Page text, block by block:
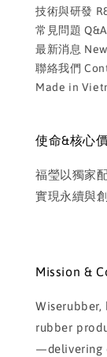
技術與研發
常見問題 Q&A
最新消息
聯絡我們
Made in
使命&核心
福瑩以獨家
實現永續與
Mission &
rubber
—delivering